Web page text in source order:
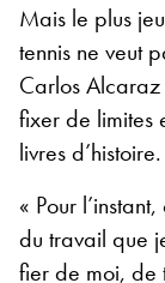
Mais le plus
tennis ne veut
Carlos
fixer de limites
livres d’histoire.
« Pour
du travail que
fier de moi, de